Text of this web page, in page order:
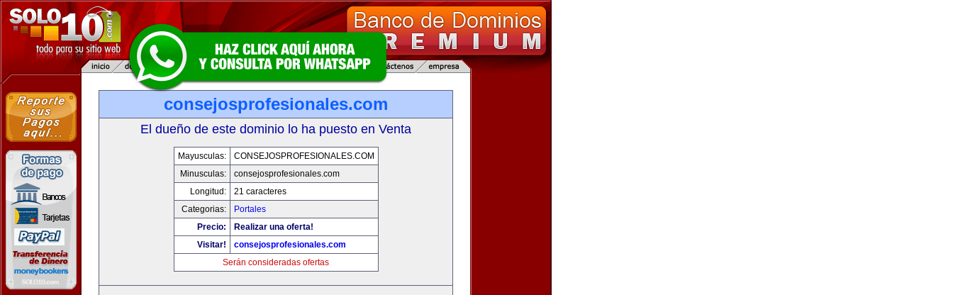
consejosprofesionales.com
El dueño de este dominio lo ha puesto en Venta
Mayusculas:
CONSEJOSPROFESIONALES.COM
Minusculas:
consejosprofesionales.com
Longitud:
21 caracteres
Categorias:
Portales
Precio:
Realizar una oferta!
Visitar!
consejosprofesionales.com
Serán consideradas ofertas